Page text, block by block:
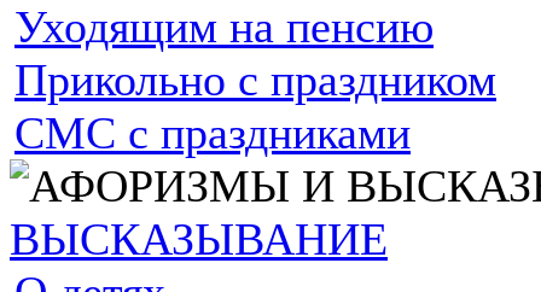
Уходящим на пенсию
Прикольно с праздником
СМС с праздниками
ВЫСКАЗЫВАНИЕ